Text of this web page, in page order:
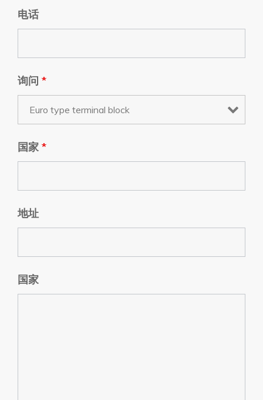
电话
询问 *
国家 *
地址
国家